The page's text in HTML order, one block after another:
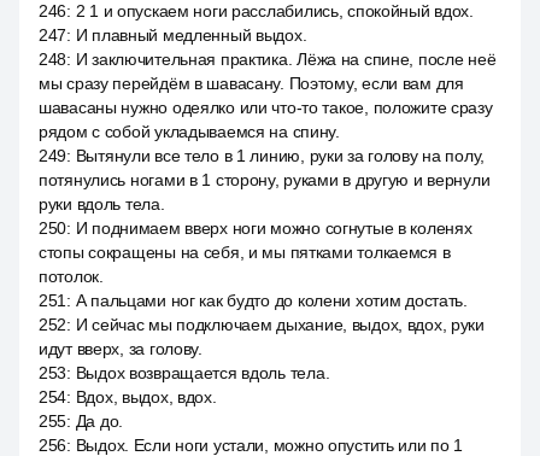
246: 2 1 и опускаем ноги расслабились, спокойный вдох.
247: И плавный медленный выдох.
248: И заключительная практика. Лёжа на спине, после неё
мы сразу перейдём в шавасану. Поэтому, если вам для
шавасаны нужно одеялко или что-то такое, положите сразу
рядом с собой укладываемся на спину.
249: Вытянули все тело в 1 линию, руки за голову на полу,
потянулись ногами в 1 сторону, руками в другую и вернули
руки вдоль тела.
250: И поднимаем вверх ноги можно согнутые в коленях
стопы сокращены на себя, и мы пятками толкаемся в
потолок.
251 : А пальцами ног как будто до колени хотим достать.
252: И сейчас мы подключаем дыхание, выдох, вдох, руки
идут вверх, за голову.
253: Выдох возвращается вдоль тела.
254: Вдох, выдох, вдох.
255: Да до.
256: Выдох. Если ноги устали, можно опустить или по 1